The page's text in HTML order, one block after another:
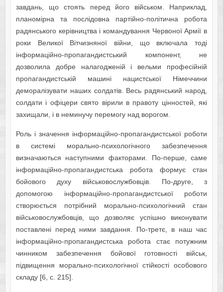
завдань, що стоять перед його військом. Наприклад,
планомірна та послідовна партійно-політична робота
радянського керівництва і командування Червоної Армії в
роки Великої Вітчизняної війни, що включала тоді
інформаційно-пропагандистський компонент, не
дозволила добре налагодженій і вельми професійній
пропагандистській машині нацистської Німеччини
деморалізувати наших солдатів. Весь радянський народ,
солдати і офіцери свято вірили в правоту цінностей, які
захищали, і в неминучу перемогу над ворогом.
Роль і значення інформаційно-пропагандистської роботи
в системі морально-психологічного забезпечення
визначаються наступними факторами. По-перше, саме
інформаційно-пропагандистська робота формує стан
бойового духу військовослужбовців. По-друге, з
допомогою інформаційно-пропагандистської роботи
створюється потрібний морально-психологічний стан
військовослужбовців, що дозволяє успішно виконувати
поставлені перед ними завдання. По-третє, в наш час
інформаційно-пропагандистська робота стає потужним
чинником забезпечення бойової готовності військ,
підвищення морально-психологічної стійкості особового
складу [6, c. 215].